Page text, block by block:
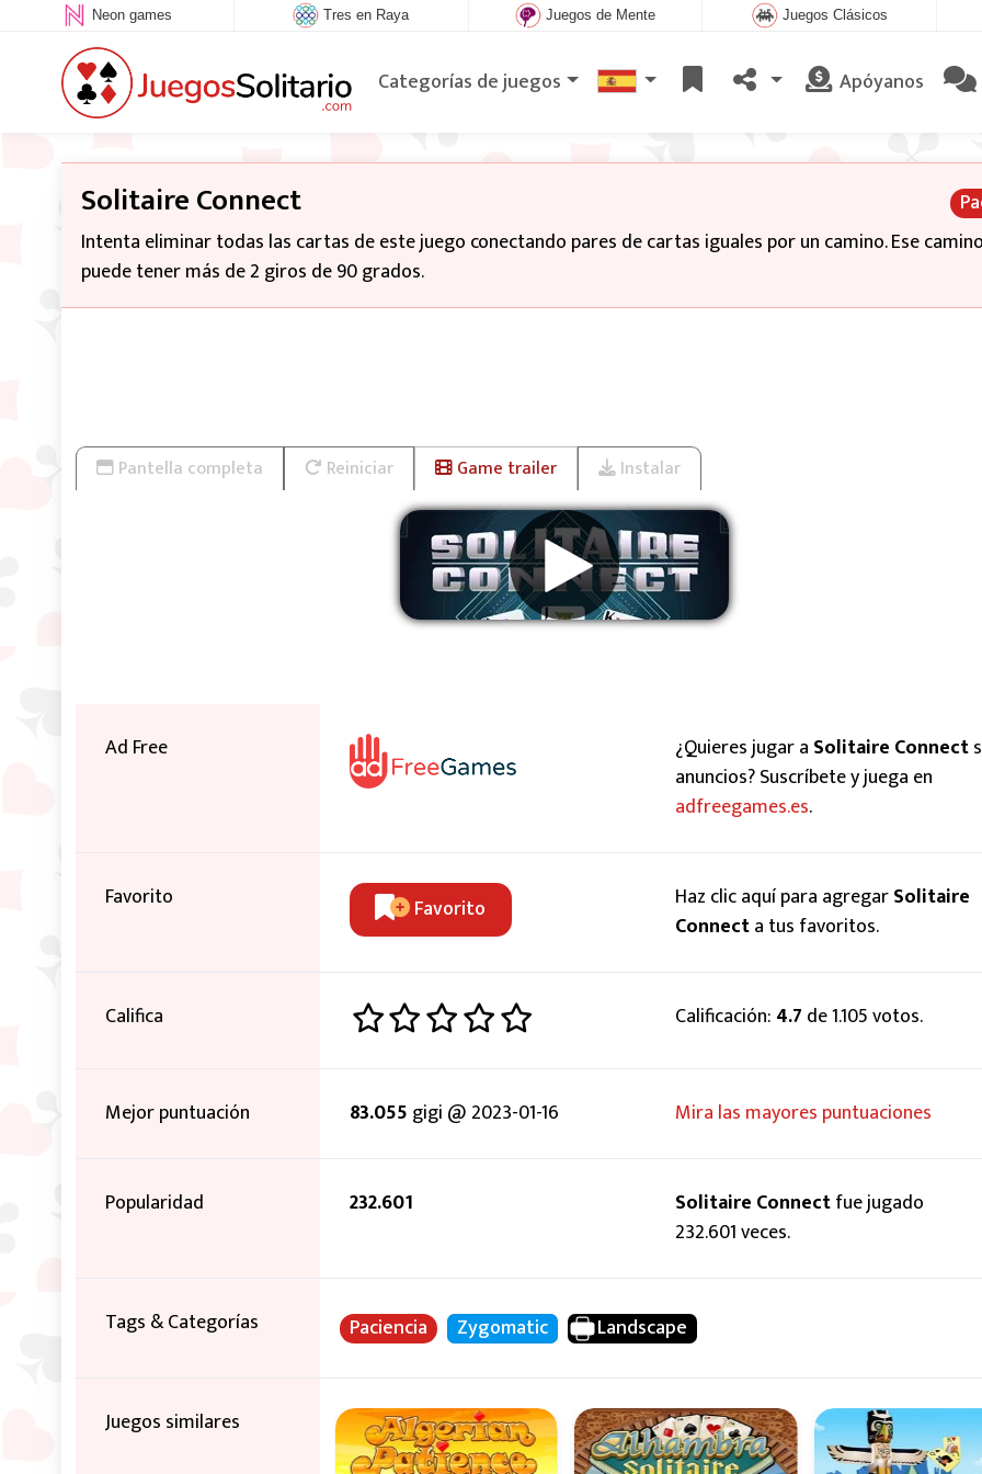
Neon games Tres en Raya Juegos de Mente Juegos Clásicos
Categorías de juegos Apóyanos
Solitaire Connect
Intenta eliminar todas las cartas de este juego conectando pares de cartas iguales por un camino. Ese
puede tener más de 2 giros de 90 grados.
Pantella completa Reiniciar Game trailer Instalar
Ad Free ¿Quieres jugar a Solitaire Connect
anuncios? Suscríbete y juega en
adfreegames.es.
Favorito Favorito Haz clic aquí para agregarSolitaire
Connecta tus favoritos.
Califica Calificación: 4.7 de 1.105 votos.
Mejor puntuación 83.055 gigi @ 2023-01-16 Mira las mayores puntuaciones
Popularidad 232.601 Solitaire Connectfue jugado
232.601 veces.
Tags & Categorías Paciencia Zygomatic Landscape
Juegos similares